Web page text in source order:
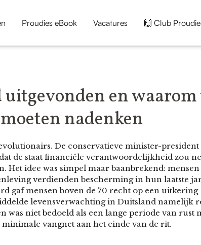
Proudies eBook Vacatures 🙌 Club
en waarom
nadenken
De conservatieve minister-
de staat financiële verantwoordelijkheid zou
Het idee was simpel maar baanbrekend:
verdienden bescherming in hun laatste
gaf mensen boven de 70 recht op een uitkering
levensverwachting in Duitsland namelijk
was niet bedoeld als een lange periode van rust
vangnet aan het einde van de rit.